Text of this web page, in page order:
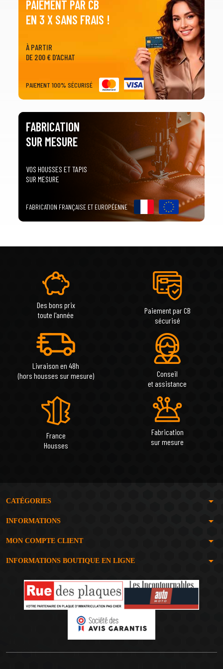
SÉLECTIONNEZ LA MARQUE DE VOTRE VÉHICULE
Toutes les marques
arrow_drop_down
PRÉCISEZ LE MODÈLE
arrow_drop_down
PAIEMENT PAR CB
EN 3 X SANS FRAIS !
À PARTIR
DE 200 € D'ACHAT
PAIEMENT 100% SÉCURISÉ
FABRICATION
SUR MESURE
VOS HOUSSES ET TAPIS
SUR MESURE
FABRICATION FRANÇAISE ET EUROPÉENNE
Des bons prix
toute l'année
Paiement par CB
sécurisé
Livraison en 48h
(hors housses sur mesure)
Conseil
et assistance
France
Housses
Fabrication
sur mesure
CATÉGORIES arrow_drop_down
INFORMATIONS arrow_drop_down
MON COMPTE CLIENT arrow_drop_down
INFORMATIONS BOUTIQUE EN LIGNE arrow_drop_down